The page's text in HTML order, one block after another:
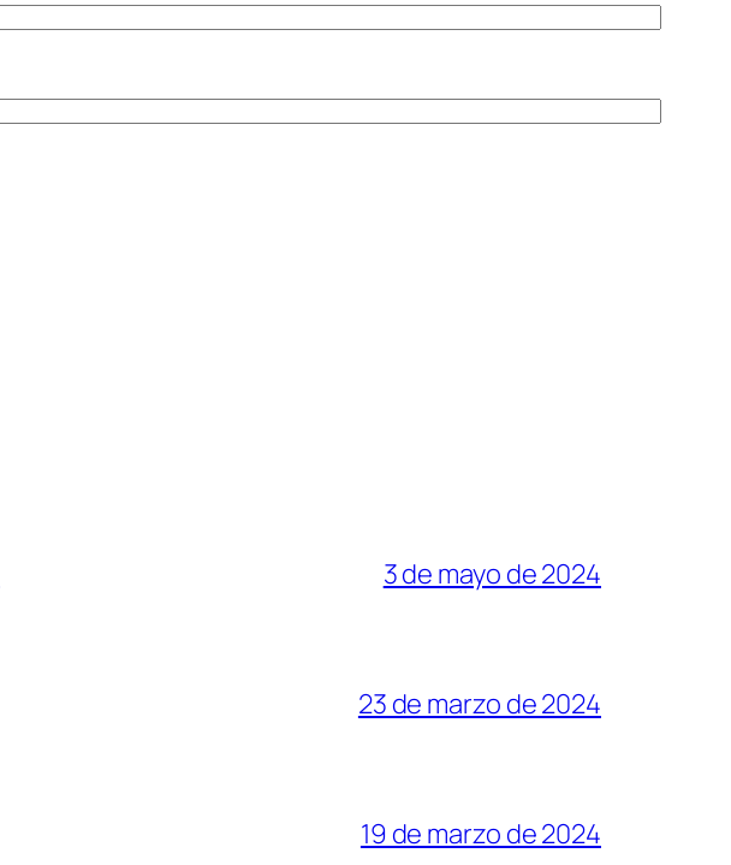
3 de mayo de 2024
23 de marzo de 2024
19 de marzo de 2024